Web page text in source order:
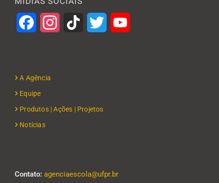
FacebookInstagramTikTok Twitter
A Agência
Equipe
Produtos | Ações | Projetos
Notícias
Contato: agenciaescola@ufpr.br